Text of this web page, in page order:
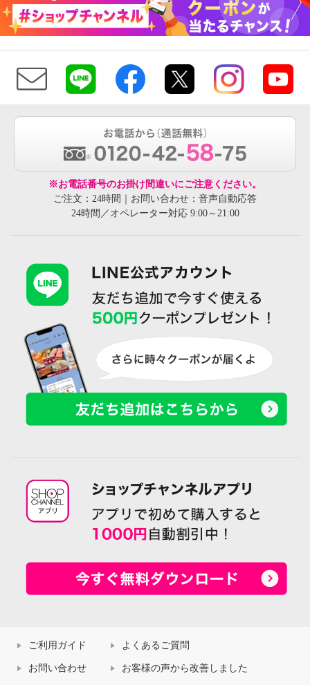
※お電話番号のお掛け間違いにご注意ください。
ご注文：24時間｜お問い合わせ：音声自動応答
24時間／オペレーター対応 9:00～21:00
ご利用ガイド よくあるご質問
お問い合わせ お客様の声から改善しました